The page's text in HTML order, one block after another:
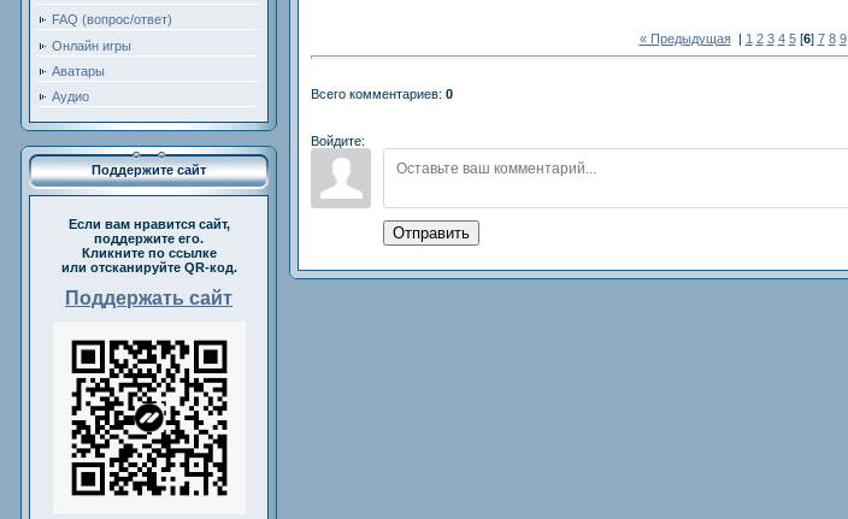
FAQ (вопрос/ответ)
Онлайн игры
Аватары
Аудио
Поддержите сайт
Если вам нравится сайт,
поддержите его.
Кликните по ссылке
или отсканируйте QR-код.
Поддержать сайт
« Предыдущая| 1 2 3 4 5[6] 7 8 9
Всего комментариев: 0
Войдите:
Отправить